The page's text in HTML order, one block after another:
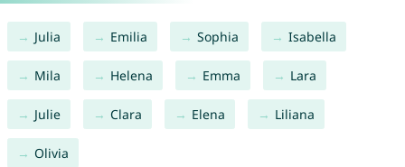
Julia Emilia Sophia Isabella
Mila Helena Emma Lara
Julie Clara Elena Liliana
Olivia